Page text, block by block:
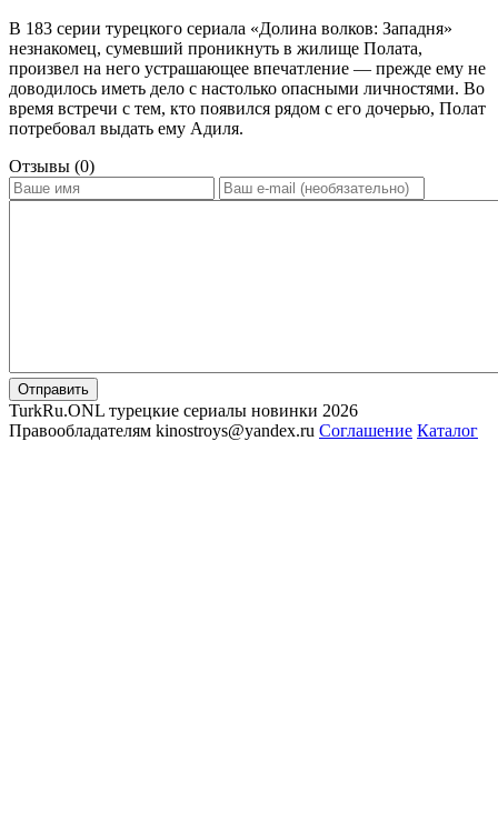
В 183 серии турецкого сериала «Долина волков: Западня»
незнакомец, сумевший проникнуть в жилище Полата,
произвел на него устрашающее впечатление — прежде ему не
доводилось иметь дело с настолько опасными личностями. Во
время встречи с тем, кто появился рядом с его дочерью, Полат
потребовал выдать ему Адиля.
Отзывы (0)
Отправить
TurkRu.ONL турецкие сериалы новинки 2026
Правообладателям kinostroys@yandex.ru Соглашение Каталог